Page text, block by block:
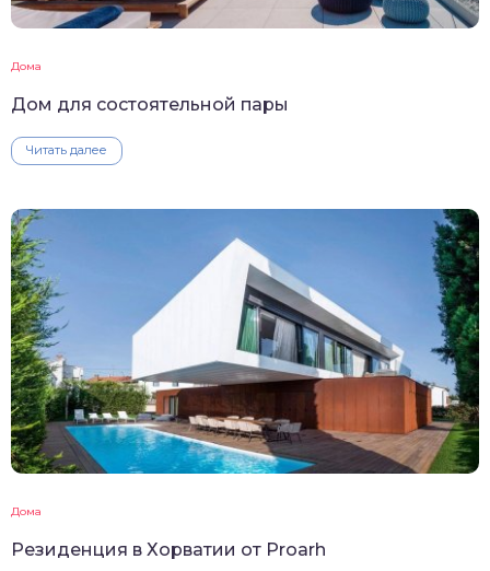
Дома
Дом для состоятельной пары
Читать далее
Дома
Резиденция в Хорватии от Proarh